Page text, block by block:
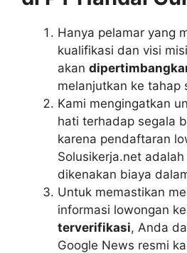
Hanya pelamar yang
kualifikasi dan visi
akan
melanjutkan ke tahap
Kami mengingatkan
hati terhadap segala
karena pendaftaran
Solusikerja.net
dikenakan biaya
Untuk memastikan
informasi lowongan
terverifikasi, Anda
Google News resmi